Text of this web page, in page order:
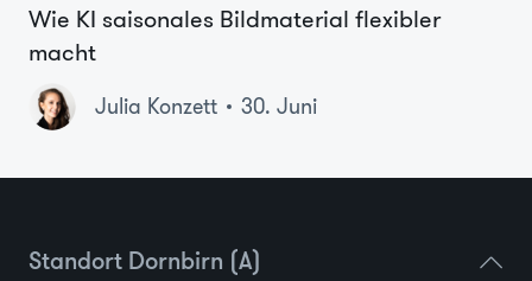
Wie KI saisonales Bildmaterial flexibler
macht
Julia Konzett 30. Juni
Standort Dornbirn (A)